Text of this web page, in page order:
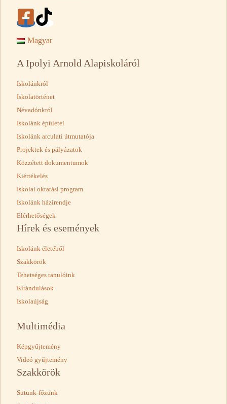
Magyar
A Ipolyi Arnold Alapiskoláról
Iskolánkról
Iskolatörténet
Névadónkról
Iskolánk épületei
Iskolánk arculati útmutatója
Projektek és pályázatok
Közzétett dokumentumok
Kiértékelés
Iskolai oktatási program
Iskolánk házirendje
Elérhetőségek
Hírek és események
Iskolánk életéből
Szakkörök
Tehetséges tanulóink
Kirándulások
Iskolaújság
Multimédia
Képgyűjtemény
Videó gyűjtemény
Szakkörök
Sütünk-főzünk